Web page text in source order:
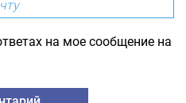
на мое сообщение на